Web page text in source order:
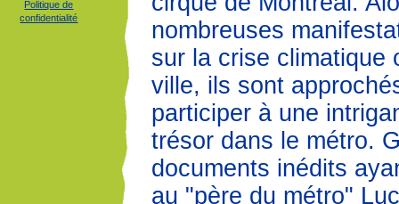
Politique de
confidentialité
nombreuses
sur la crise climatique
ville, ils sont
participer à une
trésor dans le métro.
documents inédits
au "père du métro"